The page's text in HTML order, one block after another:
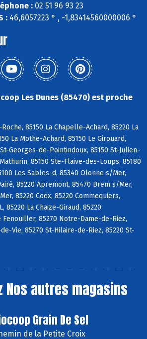
:02 51 96 93 23
: 46,6057223 ° , -1,83414560000006 °
Les Dunes (85470) est proche
85150 La Chapelle-Achard, 85220 La
La Mothe-Achard, 85150 Le Girouard,
Georges-de-Pointindoux, 85150 St-Julien-
85150 Ste-Flaive-des-Loups, 85180
Les Sables-d, 85340 Olonne s/Mer,
85220 Apremont, 85470 Brem s/Mer,
85220 Coëx, 85220 Commequiers,
85220 La Chaize-Giraud, 85220
Fenouiller, 85270 Notre-Dame-de-Riez,
Vie, 85270 St-Hilaire-de-Riez, 85220 St-
Nos autres magasins
Grain De Sel
de la Petite Croix